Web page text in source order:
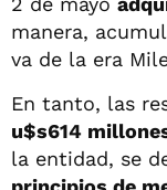
manera,
va de la era
En tanto, las
u$s614
la entidad, se